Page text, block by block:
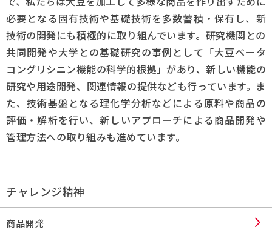
必要となる固有技術や基礎技術を多数蓄積・保有し、新
技術の開発にも積極的に取り組んでいます。研究機関との
共同開発や大学との基礎研究の事例として「大豆ベータ
コングリシニン機能の科学的根拠」があり、新しい機能の
研究や用途開発、関連情報の提供なども行っています。ま
た、技術基盤となる理化学分析などによる原料や商品の
評価・解析を行い、新しいアプローチによる商品開発や
管理方法への取り組みも進めています。
チャレンジ精神
商品開発